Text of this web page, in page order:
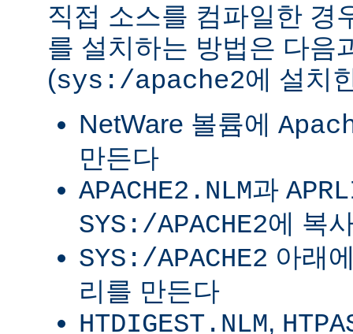
직접 소스를 컴파일한 경
를 설치하는 방법은 다음
(sys:/apache2에 설치
NetWare 볼륨에
만든다
APACHE2.NLM과
SYS:/APACHE2에 복
SYS:/APACHE2 아래
리를 만든다
HTDIGEST.NLM,